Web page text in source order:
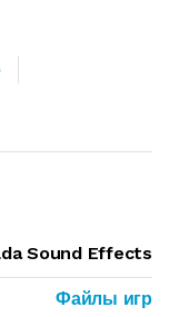
Sound Effects
Файлы игр